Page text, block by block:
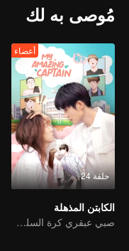
مُوصى به لك
حلقة 24
أعضاء
الكابتن المذهلة
صبي عبقري كرة السلة تحول فجأة إلى فتاة ووجد حبها الحقيقي